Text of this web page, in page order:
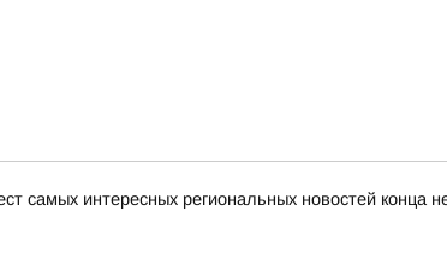
интересных региональных новостей конца